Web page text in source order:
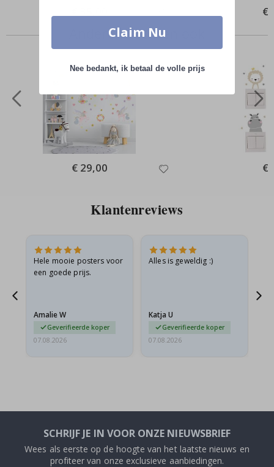
Price €
Anderen kochten ook
Special
Price
€ 29,00 €
Klantenreviews
Hele mooie posters voor
een goede prijs.
Amalie W
Geverifieerde koper
07.08.2026
Alles is geweldig :)
Katja U
Geverifieerde koper
07.08.2026
SCHRIJF JE IN VOOR ONZE NIEUWSBRIEF
Wees als eerste op de hoogte van het laatste nieuws en
profiteer van onze exclusieve aanbiedingen.
Claim Nu
Nee bedankt, ik betaal de volle prijs